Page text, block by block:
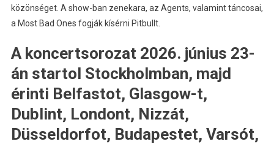
közönséget. A show-ban zenekara, az Agents, valamint táncosai,
a Most Bad Ones fogják kísérni Pitbullt.
A koncertsorozat 2026. június 23-
án startol Stockholmban, majd
érinti Belfastot, Glasgow-t,
Dublint, Londont, Nizzát,
Düsseldorfot, Budapestet, Varsót,